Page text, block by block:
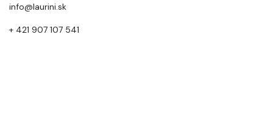
info@laurini.sk
+ 421 907 107 541